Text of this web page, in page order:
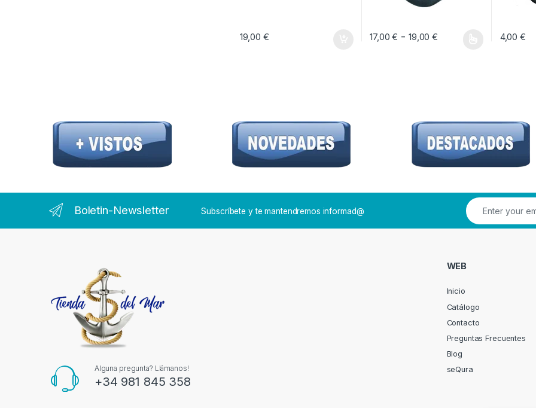
19,00 € 17,00€ - 19,00€ Rango de
Este producto tiene múltiples variantes. Las
4,00€
Boletin-Newsletter Subscríbete y te mantendremos informad@
Alguna pregunta? Llámanos!
+34 981 845 358
WEB
Inicio
Catálogo
Contacto
Preguntas Frecuentes
Blog
seQura